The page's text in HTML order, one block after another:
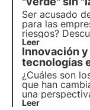
Ser acusado
para las
riesgos?
comunicar
sostenibilidad.
Oasis, la
profesionales
Leer
Innovación
tecnologías
¿Cuáles son
que han
una
este artículo el
Leer